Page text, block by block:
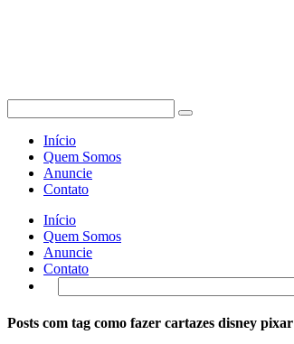
Início
Quem Somos
Anuncie
Contato
Início
Quem Somos
Anuncie
Contato
Posts com tag como fazer cartazes disney pixar